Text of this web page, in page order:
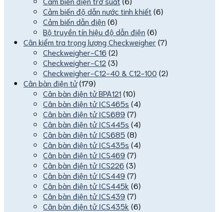
Cảm biến độ dẫn nước tinh khiết (6)
Cảm biến dẫn điện (6)
Bộ truyền tín hiệu độ dẫn điện (6)
Cân kiểm tra trọng lượng Checkweigher(7)
Checkweigher-C16 (2)
Checkweigher-C12 (3)
Checkweigher-C12-40 & C12-100 (2)
Cân bàn điện tử(179)
Cân bàn điện tử BPA121(10)
Cân bàn điện tử ICS465s (4)
Cân bàn điện tử ICS689 (7)
Cân bàn điện tử ICS445s (4)
Cân bàn điện tử ICS685 (8)
Cân bàn điện tử ICS435s (4)
Cân bàn điện tử ICS469 (7)
Cân bàn điện tử ICS226 (3)
Cân bàn điện tử ICS449 (7)
Cân bàn điện tử ICS445k (6)
Cân bàn điện tử ICS439 (7)
Cân bàn điện tử ICS435k (6)